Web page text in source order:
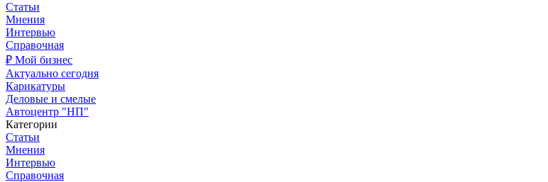
Статьи
Мнения
Интервью
Справочная
₽ Мой бизнес
Актуально сегодня
Карикатуры
Деловые и смелые
Автоцентр "НП"
Категории
Статьи
Мнения
Интервью
Справочная